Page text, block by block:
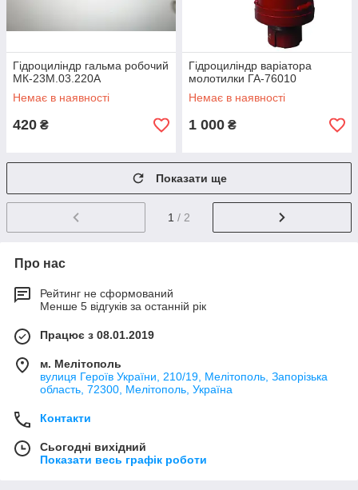
Гідроциліндр гальма робочий
МК-23М.03.220А
Немає в наявності
420 ₴
Гідроциліндр варіатора
молотилки ГА-76010
Немає в наявності
1 000 ₴
Показати ще
1 / 2
Про нас
Рейтинг не сформований
Менше 5 відгуків за останній рік
Працює з 08.01.2019
м. Мелітополь
вулиця Героїв України, 210/19, Мелітополь, Запорізька
область, 72300, Мелітополь, Україна
Контакти
Сьогодні вихідний
Показати весь графік роботи